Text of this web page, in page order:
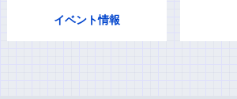
イベント情報